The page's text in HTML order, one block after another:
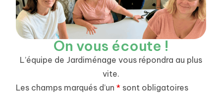
On vous écoute !
L’équipe de Jardiménage vous répondra au plus
vite.
Les champs marqués d’un* sont obligatoires